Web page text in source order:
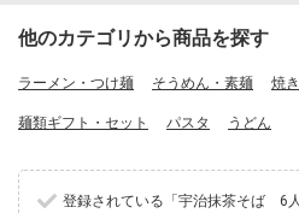
他のカテゴリから商品を探す
ラーメン・つけ麺 そうめん・素麺 焼
麺類ギフト・セット パスタ うどん
登録されている「宇治抹茶そば 6